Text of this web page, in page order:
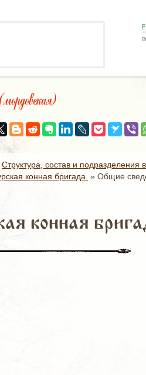
Структура, состав и подразделения
конная бригада. » Общие
конная